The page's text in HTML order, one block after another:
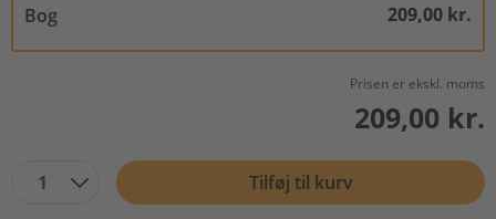
Bog 209,00 kr.
Prisen er ekskl. moms
209,00 kr.
1 Tilføj til kurv